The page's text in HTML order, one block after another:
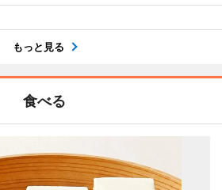
もっと見る
食べる